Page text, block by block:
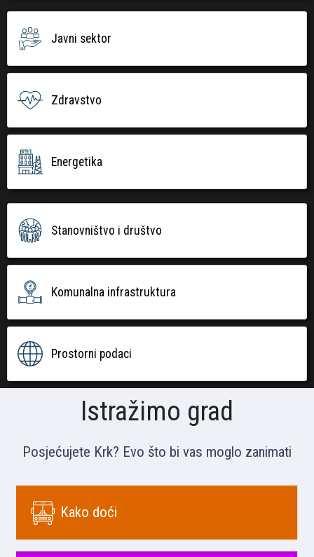
Javni sektor
Zdravstvo
Energetika
Stanovništvo i društvo
Komunalna infrastruktura
Prostorni podaci
Istražimo grad
Posjećujete Krk? Evo što bi vas moglo zanimati
Kako doći